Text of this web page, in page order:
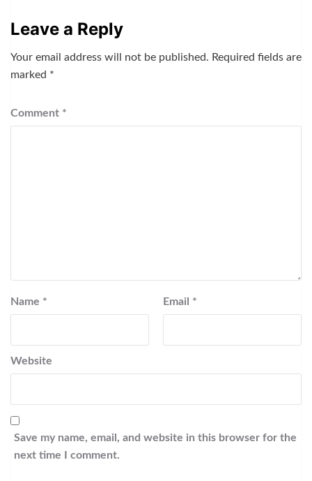
Leave a Reply
Your email address will not be published. Required fields are
marked *
Comment *
Name * Email *
Website
Save my name, email, and website in this browser for the
next time I comment.